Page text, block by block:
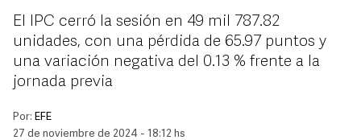
El IPC cerró la sesión en 49 mil 787.82
unidades, con una pérdida de 65.97 puntos y
una variación negativa del 0.13 % frente a la
jornada previa
Por: EFE
27 de noviembre de 2024 - 18:12 hs